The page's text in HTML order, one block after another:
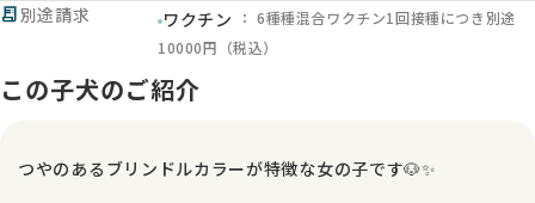
receipt_long 別途請求 ワクチン
： 6種種混合ワクチン1回接種につき別途
10000円（税込）
この子犬のご紹介
つやのあるブリンドルカラーが特徴な女の子です🐶✨